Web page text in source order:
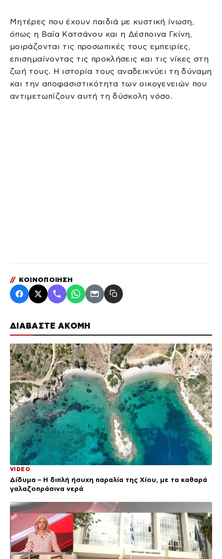
ΔΙΑΒΑΣΤΕ ΑΚΟΜΗ
VIDEO
Δίδυμα – Η διπλή ήσυχη παραλία της Χίου, με τα καθαρά
γαλαζοπράσινα νερά
Μητέρες που έχουν παιδιά με κυστική ίνωση,
όπως η Βαΐα Κατσάνου και η Δέσποινα Γκίνη,
μοιράζονται τις προσωπικές τους εμπειρίες,
επισημαίνοντας τις προκλήσεις και τις νίκες στη
ζωή τους. Η ιστορία τους αναδεικνύει τη δύναμη
και την αποφασιστικότητα των οικογενειών που
αντιμετωπίζουν αυτή τη δύσκολη νόσο.
// ΚΟΙΝΟΠΟΙΗΣΗ